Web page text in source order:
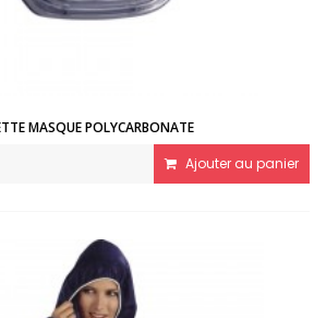
MASQUE POLYCARBONATE
Ajouter au panier